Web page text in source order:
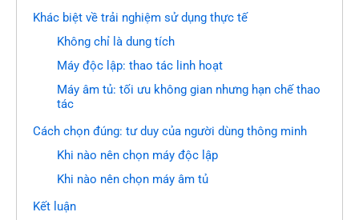
Khác biệt về trải nghiệm sử dụng thực tế
Không chỉ là dung tích
Máy độc lập: thao tác linh hoạt
Máy âm tủ: tối ưu không gian nhưng hạn chế thao
tác
Cách chọn đúng: tư duy của người dùng thông minh
Khi nào nên chọn máy độc lập
Khi nào nên chọn máy âm tủ
Kết luận